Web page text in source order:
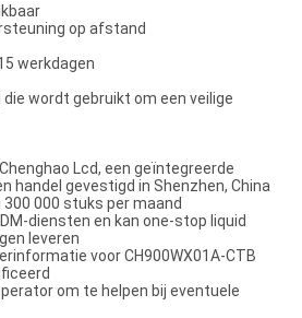
op afstand
werkdagen
wordt gebruikt om een veilige
Lcd, een geïntegreerde
handel gevestigd in Shenzhen, China
000 stuks per maand
diensten en kan one-stop liquid
leveren
voor CH900WX01A-CTB
om te helpen bij eventuele